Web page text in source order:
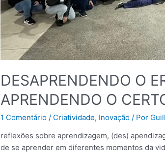
DESAPRENDENDO O
APRENDENDO O
1 Comentário / Criatividade, Inovação / Por
reflexões sobre aprendizagem, (des)
de se aprender em diferentes momentos da